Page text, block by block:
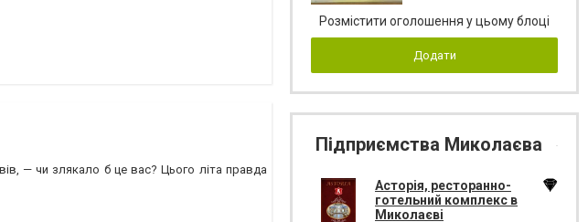
— чи злякало б це вас? Цього літа правда
Розмістити оголошення у цьому блоці
Додати
Підприємства Миколаєва
Асторія, ресторанно-
готельний комплекс в
Миколаєві